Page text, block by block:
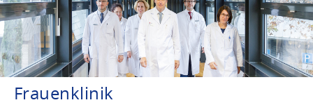
Frauenklinik